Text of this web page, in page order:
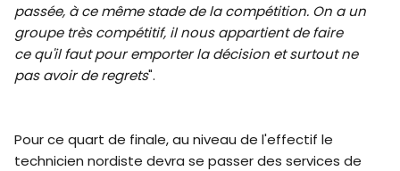
passée, à ce même stade de la compétition. On a un
groupe très compétitif, il nous appartient de faire
ce qu'il faut pour emporter la décision et surtout ne
pas avoir de regrets".
Pour ce quart de finale, au niveau de l'effectif le
technicien nordiste devra se passer des services de